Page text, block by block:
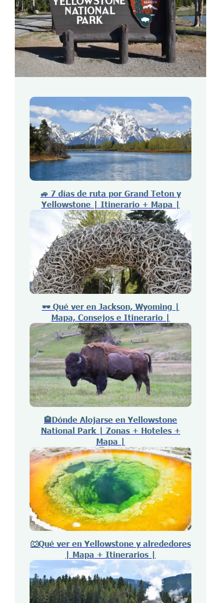
🚙 7 días de ruta por Grand Teton y
Yellowstone | Itinerario + Mapa |
🕶️ Qué ver en Jackson, Wyoming |
Mapa, Consejos e Itinerario |
🏨Dónde Alojarse en Yellowstone
National Park | Zonas + Hoteles +
Mapa |
🐺Qué ver en Yellowstone y alrededores
| Mapa + Itinerarios |